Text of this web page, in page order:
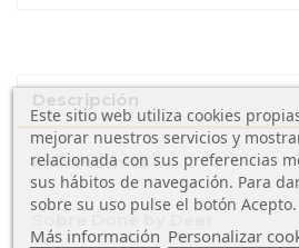
Descripción
Ficha técnica
Sobre Done by Deer
Este sitio web utiliza cookies
mejorar nuestros servicios y
relacionada con sus preferencias
sus hábitos de navegación. Para
sobre su uso pulse el botón Acepto.
Más información Personalizar